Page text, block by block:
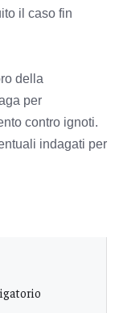
il caso fin
della
per
contro ignoti.
indagati per